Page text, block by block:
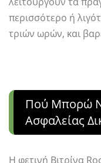
περισσότερο ή
τριών ωρών, και
Πού Μπορώ
Ασφαλείας
Η φετινή Βιτρίνα